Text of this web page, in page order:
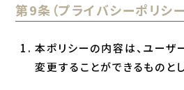
第9条（プライバシーポリシ
本ポリシーの内容は、ユーザ
変更することができるものとし